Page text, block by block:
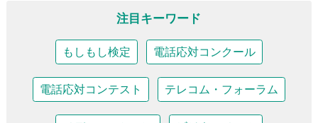
注目キーワード
もしもし検定 電話応対コンクール
電話応対コンテスト テレコム・フォーラム